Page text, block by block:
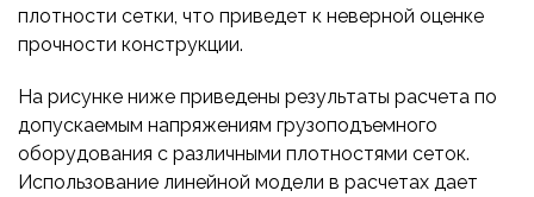
плотности сетки, что приведет к неверной оценке
прочности конструкции.
На рисунке ниже приведены результаты расчета по
допускаемым напряжениям грузоподъемного
оборудования с различными плотностями сеток.
Использование линейной модели в расчетах дает